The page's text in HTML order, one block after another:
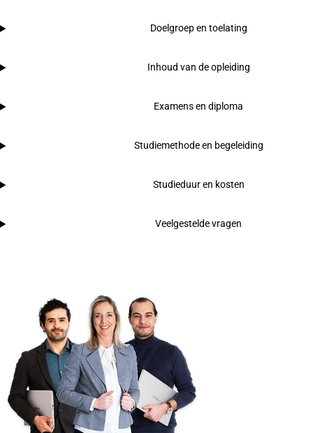
Doelgroep en toelating
Inhoud van de opleiding
Examens en diploma
Studiemethode en begeleiding
Studieduur en kosten
Veelgestelde vragen